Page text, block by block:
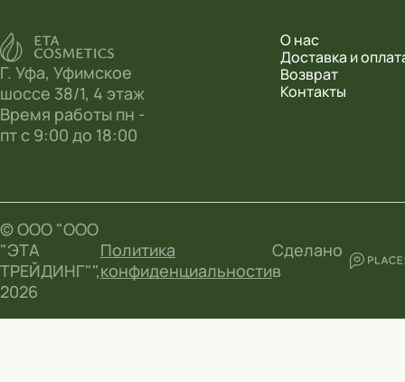
Г. Уфа, Уфимское
шоссе 38/1, 4 этаж
Время работы пн -
пт с 9:00 до 18:00
О нас
Доставка и
Возврат
Контакты
© ООО "ООО
"ЭТА
ТРЕЙДИНГ"",
2026
Политика
конфиденциальности
Сделано
в